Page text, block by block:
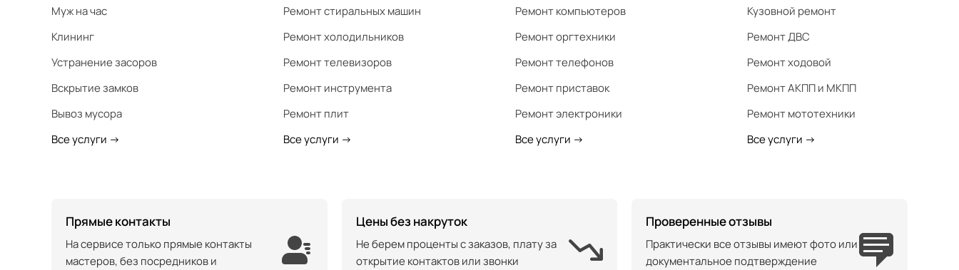
Муж на час
Клининг
Устранение засоров
Вскрытие замков
Вывоз мусора
Все услуги ->
Ремонт стиральных машин
Ремонт холодильников
Ремонт телевизоров
Ремонт инструмента
Ремонт плит
Все услуги ->
Ремонт компьютеров
Ремонт оргтехники
Ремонт телефонов
Ремонт приставок
Ремонт электроники
Все услуги ->
Кузовной ремонт
Ремонт ДВС
Ремонт ходовой
Ремонт АКПП и МКПП
Ремонт мототехники
Все услуги ->
Прямые контакты
На сервисе только прямые контакты
мастеров, без посредников и
Цены без накруток
Не берем проценты с заказов, плату за
открытие контактов или звонки
Проверенные отзывы
Практически все отзывы имеют фото или
документальное подтверждение